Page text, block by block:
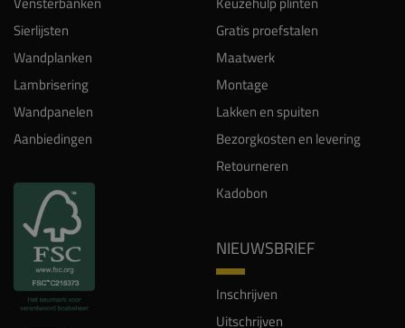
Sierlijsten
Wandplanken
Lambrisering
Wandpanelen
Aanbiedingen
Gratis proefstalen
Maatwerk
Montage
Lakken en spuiten
Bezorgkosten en levering
Retourneren
Kadobon
NIEUWSBRIEF
Inschrijven
Uitschrijven